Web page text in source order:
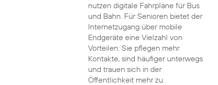
nutzen digitale Fahrpläne für Bus
und Bahn. Für Senioren bietet der
Internetzugang über mobile
Endgeräte eine Vielzahl von
Vorteilen: Sie pflegen mehr
Kontakte, sind häufiger unterwegs
und trauen sich in der
Öffentlichkeit mehr zu.